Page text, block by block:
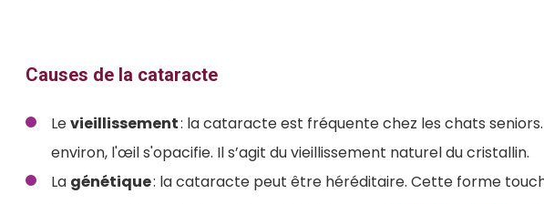
Causes de la cataracte
Levieillissement: la cataracte est fréquente chez les chats seniors.
environ, l'œil s'opacifie. Il s’agit du vieillissement naturel du cristallin.
La génétique: la cataracte peut être héréditaire. Cette forme